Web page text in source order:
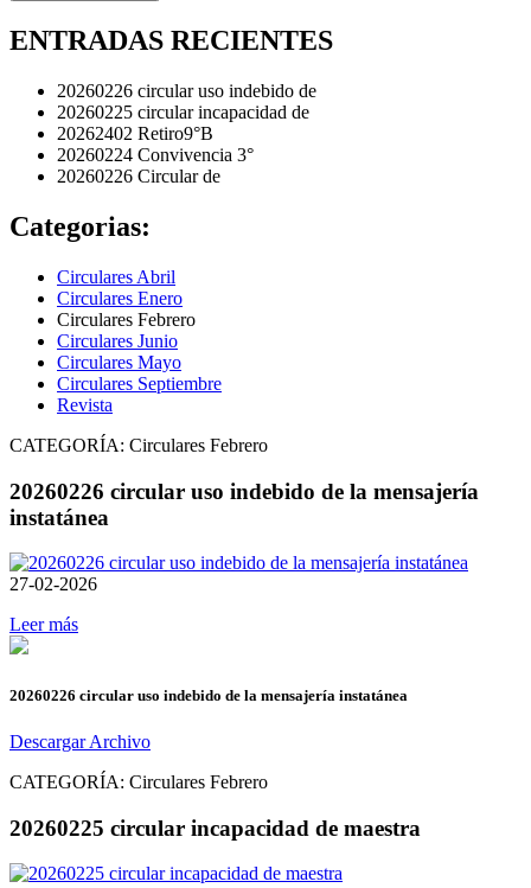
ENTRADAS RECIENTES
20260226 circular uso indebido de
20260225 circular incapacidad de
20262402 Retiro9°B
20260224 Convivencia 3°
20260226 Circular de
Categorias:
Circulares Abril
Circulares Enero
Circulares Febrero
Circulares Junio
Circulares Mayo
Circulares Septiembre
Revista
CATEGORÍA: Circulares Febrero
20260226 circular uso indebido de la mensajería
instatánea
27-02-2026
Leer más
20260226 circular uso indebido de la mensajería instatánea
Descargar Archivo
CATEGORÍA: Circulares Febrero
20260225 circular incapacidad de maestra